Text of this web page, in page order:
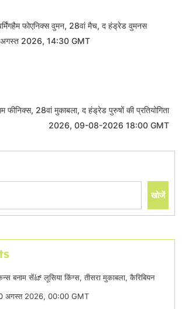
फोएनिक्स वुमन, 28वां मैच, द हंड्रेड वुमनस
अगस्त 2026, 14:30 GMT
फीनिक्स, 28वां मुकाबला, द हंड्रेड पुरुषों की प्रतियोगिता
2026, 09-08-2026 18:00 GMT
खोजें
बनाम सेंಟ್ लूसिया किंग्स, तीसरा मुकाबला, कैरिबियन
अगस्त 2026, 00:00 GMT